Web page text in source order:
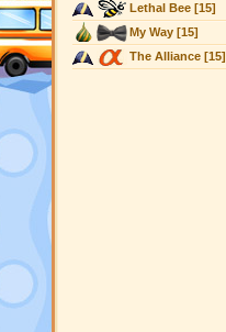
Lethal Bee[15]
My Way[15]
The Alliance[15]